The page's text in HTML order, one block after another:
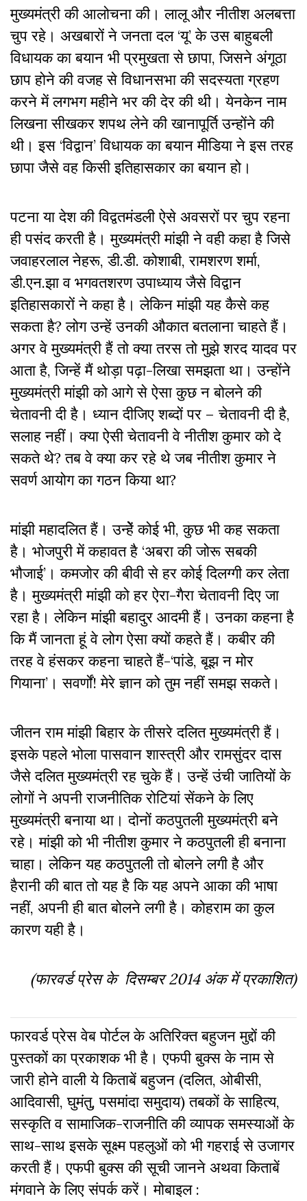
मुख्यमंत्री की आलोचना की। लालू और नीतीश अलबत्ता
चुप रहे। अखबारों ने जनता दल ‘यू’ के उस बाहुबली
विधायक का बयान भी प्रमुखता से छापा, जिसने अंगूठा
छाप होने की वजह से विधानसभा की सदस्यता ग्रहण
करने में लगभग महीने भर की देर की थी। येनकेन नाम
लिखना सीखकर शपथ लेने की खानापूर्ति उन्होंने की
थी। इस ‘विद्वान’ विधायक का बयान मीडिया ने इस तरह
छापा जैसे वह किसी इतिहासकार का बयान हो।
पटना या देश की विद्वतमंडली ऐसे अवसरों पर चुप रहना
ही पसंद करती है। मुख्यमंत्री मांझी ने वही कहा है जिसे
जवाहरलाल नेहरू, डी.डी. कोशाबी, रामशरण शर्मा,
डी.एन.झा व भगवतशरण उपाध्याय जैसे विद्वान
इतिहासकारों ने कहा है। लेकिन मांझी यह कैसे कह
सकता है? लोग उन्हें उनकी औकात बतलाना चाहते हैं।
अगर वे मुख्यमंत्री हैं तो क्या तरस तो मुझे शरद यादव पर
आता है, जिन्हें मैं थोड़ा पढ़ा-लिखा समझता था। उन्होंने
मुख्यमंत्री मांझी को आगे से ऐसा कुछ न बोलने की
चेतावनी दी है। ध्यान दीजिए शब्दों पर – चेतावनी दी है,
सलाह नहीं। क्या ऐसी चेतावनी वे नीतीश कुमार को दे
सकते थे? तब वे क्या कर रहे थे जब नीतीश कुमार ने
सवर्ण आयोग का गठन किया था?
मांझी महादलित हैं। उन्हेें कोई भी, कुछ भी कह सकता
है। भोजपुरी में कहावत है ‘अबरा की जोरू सबकी
भौजाई’। कमजोर की बीवी से हर कोई दिलग्गी कर लेता
है। मुख्यमंत्री मांझी को हर ऐरा-गैरा चेतावनी दिए जा
रहा है। लेकिन मांझी बहादुर आदमी हैं। उनका कहना है
कि मैं जानता हूं वे लोग ऐसा क्यों कहते हैं। कबीर की
तरह वे हंसकर कहना चाहते हैं-‘पांडे, बूझ न मोर
गियाना’। सवर्णों! मेरे ज्ञान को तुम नहीं समझ सकते।
जीतन राम मांझी बिहार के तीसरे दलित मुख्यमंत्री हैं।
इसके पहले भोला पासवान शास्त्री और रामसुंदर दास
जैसे दलित मुख्यमंत्री रह चुके हैं। उन्हें उंची जातियों के
लोगों ने अपनी राजनीतिक रोटियां सेंकने के लिए
मुख्यमंत्री बनाया था। दोनों कठपुतली मुख्यमंत्री बने
रहे। मांझी को भी नीतीश कुमार ने कठपुतली ही बनाना
चाहा। लेकिन यह कठपुतली तो बोलने लगी है और
हैरानी की बात तो यह है कि यह अपने आका की भाषा
नहीं, अपनी ही बात बोलने लगी है। कोहराम का कुल
कारण यही है।
(फारवर्ड प्रेस के दिसम्बर 2014 अंक में प्रकाशित)
फारवर्ड प्रेस वेब पोर्टल के अतिरिक्‍त बहुजन मुद्दों की
पुस्‍तकों का प्रकाशक भी है। एफपी बुक्‍स के नाम से
जारी होने वाली ये किताबें बहुजन (दलित, ओबीसी,
आदिवासी, घुमंतु, पसमांदा समुदाय) तबकों के साहित्‍य,
सस्‍क‍ृति व सामाजिक-राजनीति की व्‍यापक समस्‍याओं के
साथ-साथ इसके सूक्ष्म पहलुओं को भी गहराई से उजागर
करती हैं। एफपी बुक्‍स की सूची जानने अथवा किताबें
मंगवाने के लिए संपर्क करें। मोबाइल :